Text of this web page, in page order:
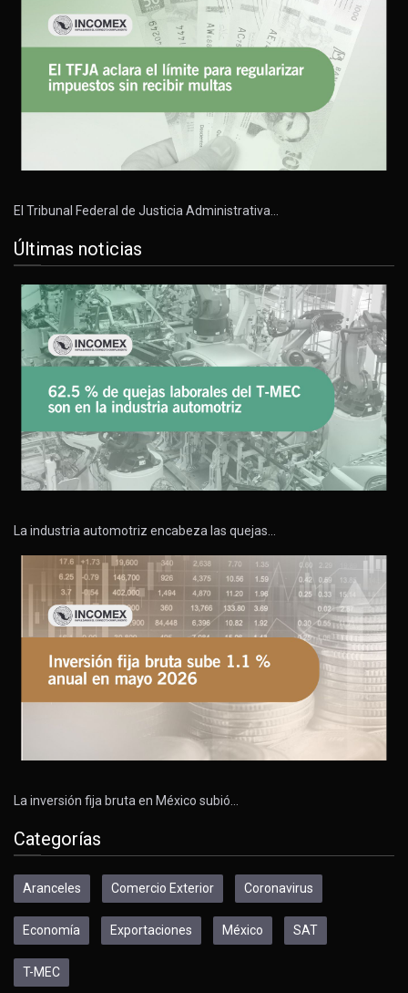
El Tribunal Federal de Justicia Administrativa…
Últimas noticias
La industria automotriz encabeza las quejas…
La inversión fija bruta en México subió…
Categorías
Aranceles Comercio Exterior Coronavirus
Economía Exportaciones México SAT
T-MEC